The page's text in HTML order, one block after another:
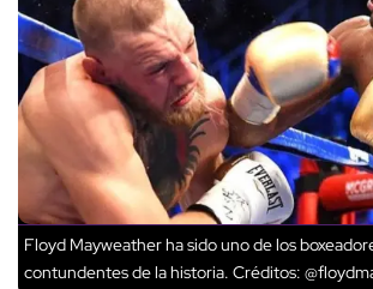
Floyd Mayweather ha sido uno de los
contundentes de la historia. Créditos: